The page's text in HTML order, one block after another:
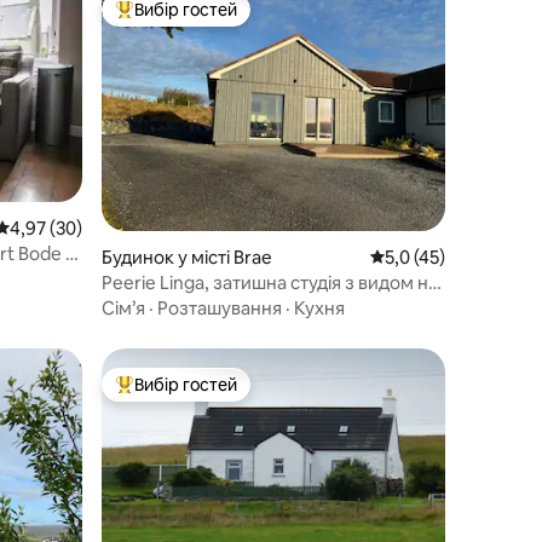
оцінка: 4,97 з 5, відгуки: 30
4,97 (30)
Bode –
Топ вибір гостей
Вибір гостей
Будинок у місті Brae Середня оцінка: 5,0
5,0 (45)
Peerie Linga, затишна студія з видом на
море
Сім’я · Розташування · Кухня
Топ вибір гостей
Вибір гостей